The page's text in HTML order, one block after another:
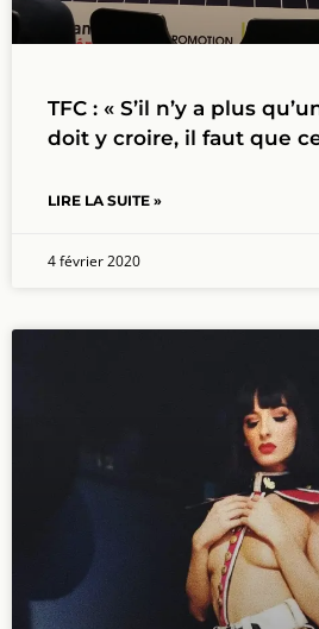
TFC : « S’il n’y a plus
doit y croire, il faut que
LIRE LA SUITE »
4 février 2020